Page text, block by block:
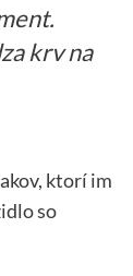
krv na
ktorí im
so